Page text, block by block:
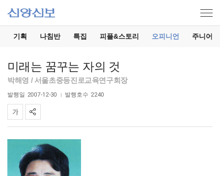
기획 나침반 특집 피플&스토리 오피니언 주니어
미래는 꿈꾸는 자의 것
박해영 / 서울초중등진로교육연구회장
발행일 2007-12-30 발행호수 2240